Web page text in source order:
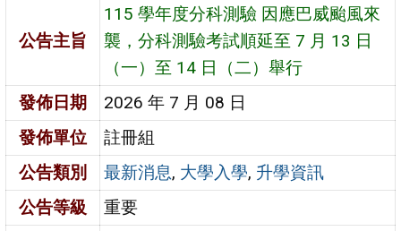
公告主旨
115 學年度分科測驗 因應巴威颱風來
襲，分科測驗考試順延至 7 月 13 日
（一）至 14 日（二）舉行
發佈日期
2026 年 7 月 08 日
發佈單位
註冊組
公告類別
最新消息, 大學入學, 升學資訊
公告等級
重要